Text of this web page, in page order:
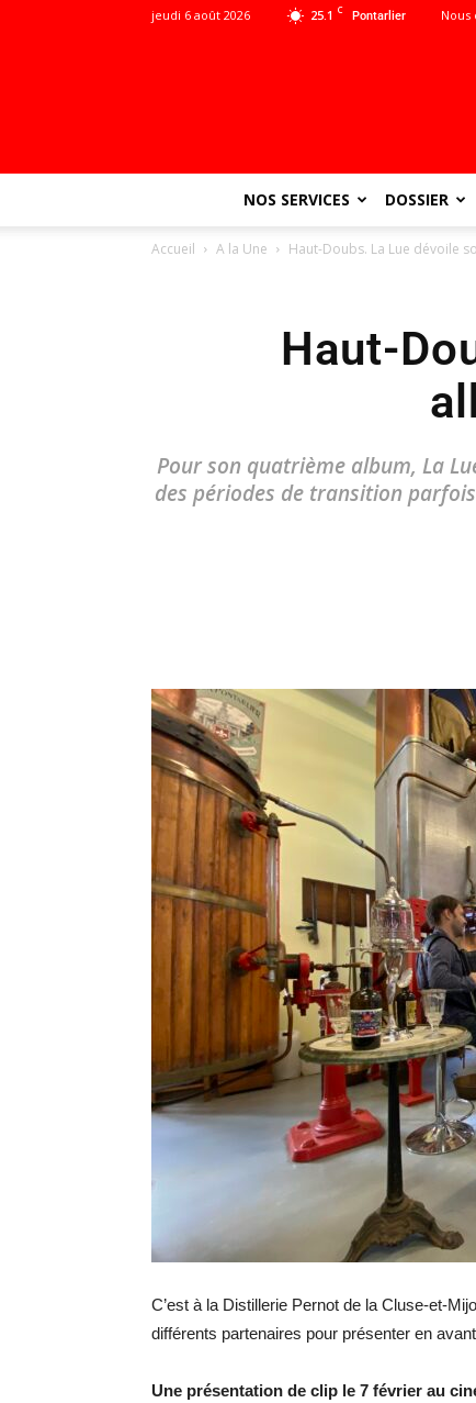
25.1 C Pontarlier
jeudi 6 août 2026 Nous
NOS SERVICES DOSSIER
Accueil A la Une Haut-Doubs. La Lue dévoile
Haut-
Pour son quatrième album, La
des périodes de transition
C’est à la Distillerie Pernot de la Cluse-et-
différents partenaires pour présenter en
Une présentation de clip le 7 février au